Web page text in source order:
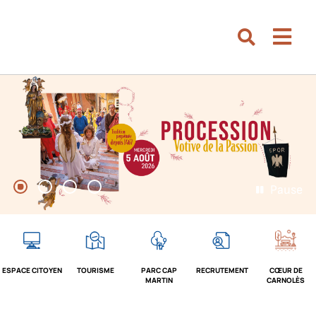
Rechercher
1 2 3 4 Pause
ESPACE CITOYEN TOURISME
PARC CAP
MARTIN
RECRUTEMENT
CŒUR DE
CARNOLÈS